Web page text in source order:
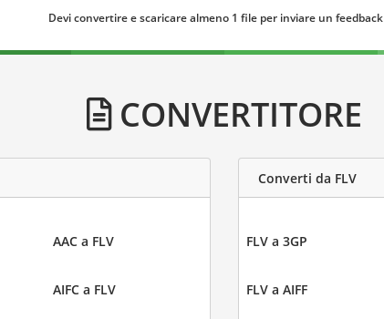
Devi convertire e scaricare almeno 1 file per inviare un feedback
CONVERTITORE
AAC a FLV
AIFC a FLV
Converti da FLV
FLV a 3GP
FLV a AIFF